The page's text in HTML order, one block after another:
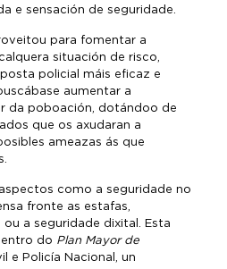
e sensación de seguridade.
para fomentar a
situación de risco,
policial máis eficaz e
aumentar a
da poboación, dotándoo de
que os axudaran a
ameazas ás que
como a seguridade no
fronte as estafas,
a seguridade dixital. Esta
do Plan Mayor de
e Policía Nacional, un